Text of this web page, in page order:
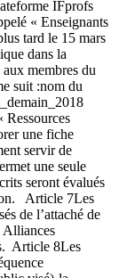
IFprofs
« Enseignants
tard le 15 mars
dans la
membres du
suit :nom du
Ressources
une fiche
servir de
une seule
seront évalués
Article 7Les
de l’attaché de
Alliances
Article 8Les